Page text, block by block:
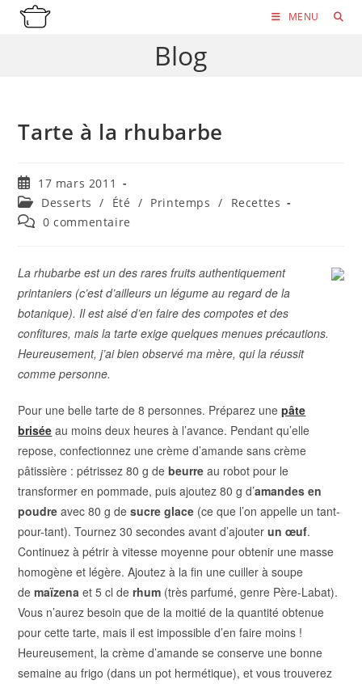
Skip
MENU
Blog
Tarte à la rhubarbe
Publication
publiée :
17 mars 2011
Post
category:
Desserts / Été / Printemps /
Recettes
Commentaires
publication :
0 commentaire
La rhubarbe est un des rares fruits authentiquement
printaniers (c’est d’ailleurs un légume au regard de la
botanique). Il est aisé d’en faire des compotes et des
confitures, mais la tarte exige quelques menues précautions.
Heureusement, j’ai bien observé ma mère, qui la réussit
comme personne.
Pour une belle tarte de 8 personnes. Préparez unepâte
brisée au moins deux heures à l’avance. Pendant qu’elle
repose, confectionnez une crème d’amande sans crème
pâtissière :pétrissez 80 g de beurreau robot pour le
transformer en pommade, puis ajoutez 80 g d’amandes en
poudre avec 80 g de sucre glace (ce que l’on appelle un tant-
pour-tant). Tournez 30 secondes avant d’ajouter un œuf.
Continuez à pétrir à vitesse moyenne pour obtenir une masse
homogène et légère. Ajoutez à la fin une cuiller à soupe
de maïzenaet 5 cl de rhum (très parfumé, genre Père-Labat).
Vous n’aurez besoin que de la moitié de la quantité obtenue
pour cette tarte, mais il est impossible d’en faire moins !
Heureusement, la crème d’amande se conserve une bonne
semaine au frigo (dans un pot hermétique), et vous trouverez